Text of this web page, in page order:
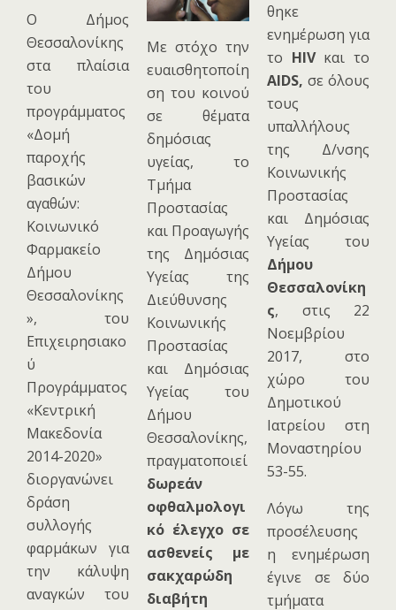
O Δήμος
Θεσσαλονίκης
στα πλαίσια
του
προγράμματος
«Δομή
παροχής
βασικών
αγαθών:
Κοινωνικό
Φαρμακείο
Δήμου
Θεσσαλονίκης
», του
Επιχειρησιακο
ύ
Προγράμματος
«Κεντρική
Μακεδονία
2014-2020»
διοργανώνει
δράση
συλλογής
φαρμάκων για
την κάλυψη
αναγκών του
Με στόχο την
ευαισθητοποίη
ση του κοινού
σε θέματα
δημόσιας
υγείας, το
Τμήμα
Προστασίας
και Προαγωγής
της Δημόσιας
Υγείας της
Διεύθυνσης
Κοινωνικής
Προστασίας
και Δημόσιας
Υγείας του
Δήμου
Θεσσαλονίκης,
πραγματοποιεί
δωρεάν
οφθαλμολογι
κό έλεγχο σε
ασθενείς με
σακχαρώδη
διαβήτη
θηκε
ενημέρωση για
το HIVκαι το
AIDS, σε όλους
τους
υπαλλήλους
της Δ/νσης
Κοινωνικής
Προστασίας
και Δημόσιας
Υγείας του
Δήμου
Θεσσαλονίκη
ς, στις 22
Νοεμβρίου
2017, στο
χώρο του
Δημοτικού
Ιατρείου στη
Μοναστηρίου
53-55.
Λόγω της
προσέλευσης
η ενημέρωση
έγινε σε δύο
τμήματα